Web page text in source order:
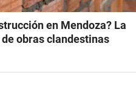
en Mendoza? La
obras clandestinas